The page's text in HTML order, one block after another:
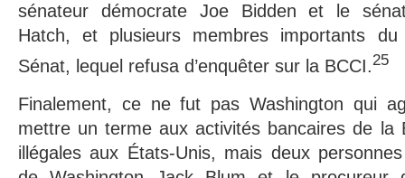
sénateur démocrate Joe Bidden et le
Hatch, et plusieurs membres importants
Sénat, lequel refusa d’enquêter sur la BCCI.25
Finalement, ce ne fut pas Washington qui
mettre un terme aux activités bancaires de la
illégales aux États-Unis, mais deux